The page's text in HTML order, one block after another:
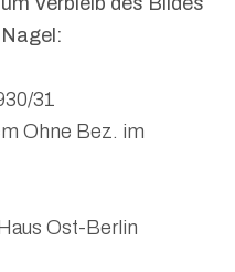
31
Ohne Bez. im
Ost-Berlin